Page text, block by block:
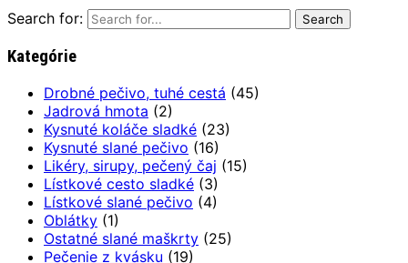
Search for:
Kategórie
Drobné pečivo, tuhé cestá (45)
Jadrová hmota (2)
Kysnuté koláče sladké (23)
Kysnuté slané pečivo (16)
Likéry, sirupy, pečený čaj (15)
Lístkové cesto sladké (3)
Lístkové slané pečivo (4)
Oblátky (1)
Ostatné slané maškrty (25)
Pečenie z kvásku (19)